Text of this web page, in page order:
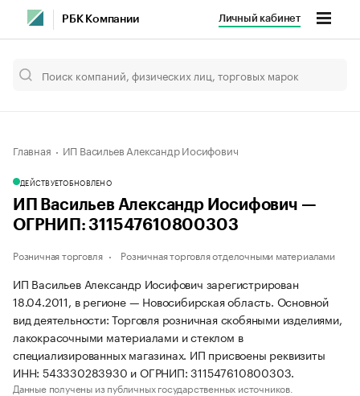
РБК Компании Личный кабинет
Главная ИП Васильев Александр Иосифович
ДЕЙСТВУЕТОБНОВЛЕНО
ИП Васильев Александр Иосифович —
ОГРНИП: 311547610800303
Розничная торговля Розничная торговля отделочными материалами
ИП Васильев Александр Иосифович зарегистрирован
18.04.2011, в регионе — Новосибирская область. Основной
вид деятельности: Торговля розничная скобяными изделиями,
лакокрасочными материалами и стеклом в
специализированных магазинах. ИП присвоены реквизиты
ИНН: 543330283930 и ОГРНИП: 311547610800303.
Данные получены из публичных государственных источников.